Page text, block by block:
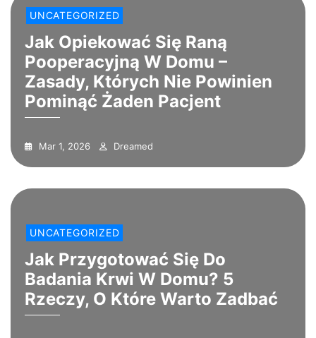
UNCATEGORIZED
Jak Opiekować Się Raną
Pooperacyjną W Domu –
Zasady, Których Nie Powinien
Pominąć Żaden Pacjent
Mar 1, 2026 Dreamed
UNCATEGORIZED
Jak Przygotować Się Do
Badania Krwi W Domu? 5
Rzeczy, O Które Warto Zadbać